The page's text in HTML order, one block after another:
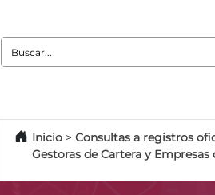
Buscar:
Inicio > Consultas a registros
Gestoras de Cartera y